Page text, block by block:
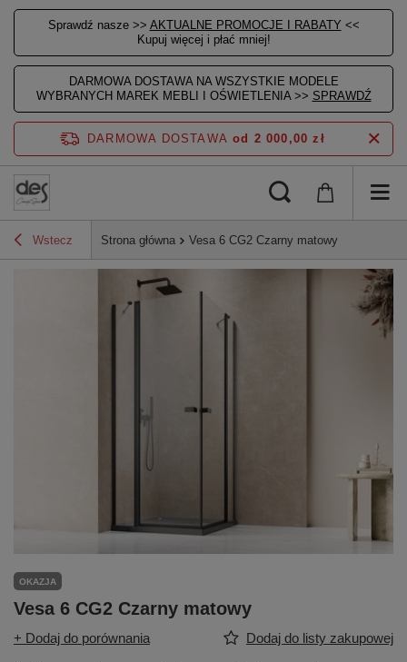
Sprawdź nasze >> AKTUALNE PROMOCJE I RABATY <<
Kupuj więcej i płać mniej!
DARMOWA DOSTAWA NA WSZYSTKIE MODELE
WYBRANYCH MAREK MEBLI I OŚWIETLENIA >> SPRAWDŹ
DARMOWA DOSTAWA od 2 000,00 zł
Wstecz Strona główna Vesa 6 CG2 Czarny matowy
OKAZJA
Vesa 6 CG2 Czarny matowy
+ Dodaj do porównania Dodaj do listy zakupowej